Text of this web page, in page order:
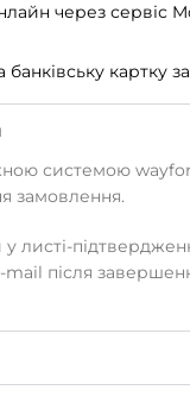
через сервіс
банківську картку
системою
замовлення.
листі-
після